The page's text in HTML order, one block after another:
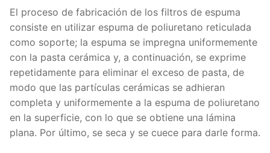
El proceso de fabricación de los filtros de espuma
consiste en utilizar espuma de poliuretano reticulada
como soporte; la espuma se impregna uniformemente
con la pasta cerámica y, a continuación, se exprime
repetidamente para eliminar el exceso de pasta, de
modo que las partículas cerámicas se adhieran
completa y uniformemente a la espuma de poliuretano
en la superficie, con lo que se obtiene una lámina
plana. Por último, se seca y se cuece para darle forma.